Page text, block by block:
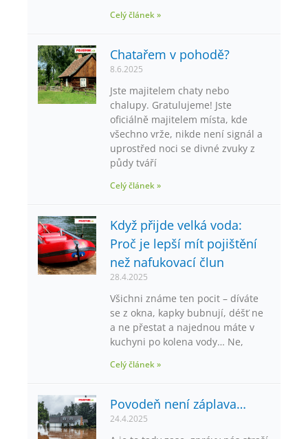
Celý článek »
Chatařem v pohodě?
8.6.2025
Jste majitelem chaty nebo
chalupy. Gratulujeme! Jste
oficiálně majitelem místa, kde
všechno vrže, nikde není signál a
uprostřed noci se divné zvuky z
půdy tváří
Celý článek »
Když přijde velká voda:
Proč je lepší mít pojištění
než nafukovací člun
28.4.2025
Všichni známe ten pocit – díváte
se z okna, kapky bubnují, déšť ne
a ne přestat a najednou máte v
kuchyni po kolena vody… Ne,
Celý článek »
Povodeň není záplava…
24.4.2025